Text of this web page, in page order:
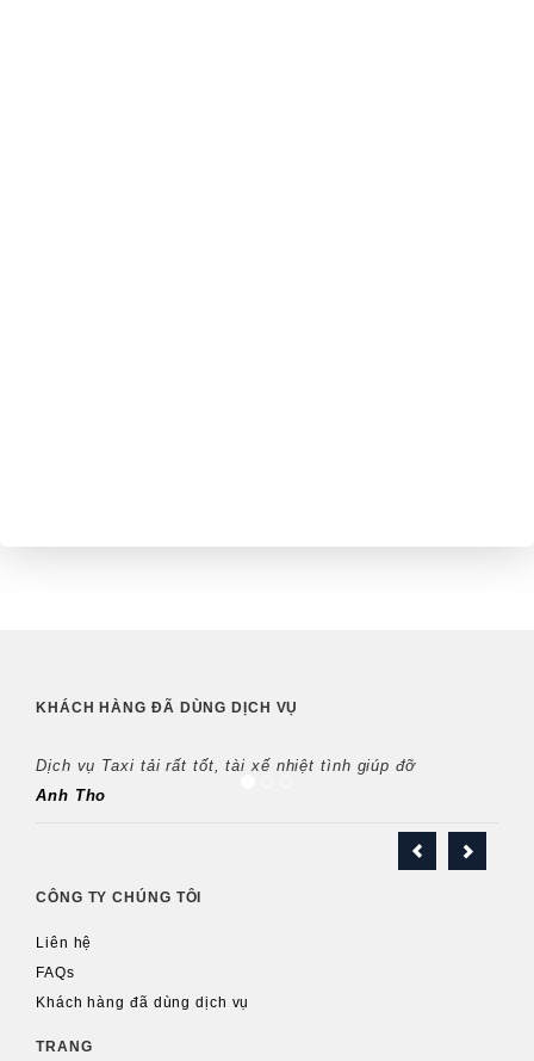
KHÁCH HÀNG ĐÃ DÙNG DỊCH VỤ
Dịch vụ Taxi tải rất tốt, tài xế nhiệt tình giúp đỡ
Anh Tho
CÔNG TY CHÚNG TÔI
Liên hệ
FAQs
Khách hàng đã dùng dịch vụ
TRANG